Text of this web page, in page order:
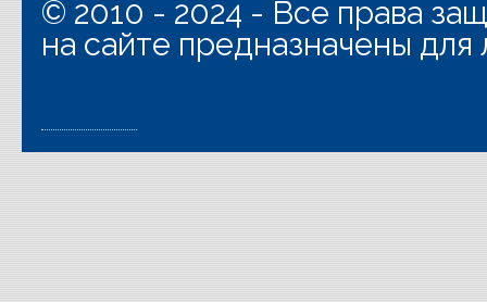
© 2010 - 2024 - Все права
на сайте предназначены для